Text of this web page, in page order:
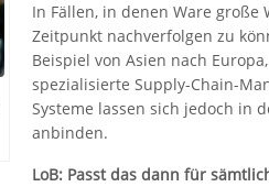
In Fällen, in denen Ware große
Zeitpunkt nachverfolgen zu
Beispiel von Asien nach
spezialisierte Supply-Chain-
Systeme lassen sich jedoch in
anbinden.
LoB: Passt das dann für